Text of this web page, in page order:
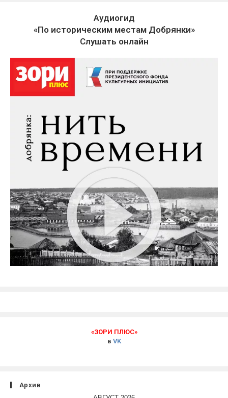
Аудиогид
«По историческим местам Добрянки»
Слушать онлайн
«ЗОРИ ПЛЮС»
в VK
Архив